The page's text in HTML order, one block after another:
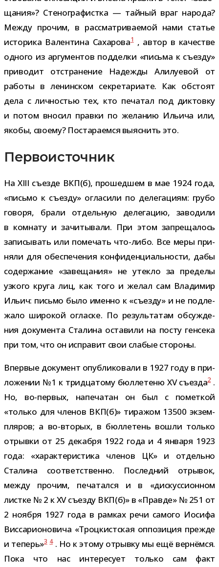
ща­ния»? Стенографистка — тай­ный враг народа?
Между про­чим, в рас­смат­ри­ва­е­мой нами ста­тье
исто­рика Валентина Сахарова1, автор в каче­стве
одного из аргу­мен­тов под­делки «письма к съезду»
при­во­дит отстра­не­ние Надежды Алилуевой от
работы в ленин­ском сек­ре­та­ри­ате. Как обстоят
дела с лич­но­стью тех, кто печа­тал под дик­товку
и потом вно­сил правки по жела­нию Ильича или,
якобы, сво­ему? Постараемся выяс­нить это.
Первоисточник
На XIII съезде ВКП(б), про­шед­шем в мае 1924 года,
«письмо к съезду» огла­сили по деле­га­циям: грубо
говоря, брали отдель­ную деле­га­цию, заво­дили
в ком­нату и зачи­ты­вали. При этом запре­ща­лось
запи­сы­вать или поме­чать что-​либо. Все меры при­
няли для обес­пе­че­ния кон­фи­ден­ци­аль­но­сти, дабы
содер­жа­ние «заве­ща­ния» не утекло за пре­делы
узкого круга лиц, как того и желал сам Владимир
Ильич: письмо было именно к «съезду» и не под­ле­
жало широ­кой огласке. По резуль­та­там обсуж­де­
ния доку­мента Сталина оста­вили на посту ген­сека
при том, что он испра­вит свои сла­бые стороны.
Впервые доку­мент опуб­ли­ко­вали в 1927 году в при­
ло­же­нии №1 к трид­ца­тому бюл­ле­теню XV съезда2 .
Но, во-​первых, напе­ча­тан он был с помет­кой
«только для чле­нов ВКП(б)» тира­жом 13500 экзем­
пля­ров; а во-​вторых, в бюл­ле­тень вошли только
отрывки от 25 декабря 1922 года и 4 января 1923
года: «харак­те­ри­стика чле­нов ЦК» и отдельно
Сталина соот­вет­ственно. Последний отры­вок,
между про­чим, печа­тался и в «дис­кус­си­он­ном
листке № 2 к XV съезду ВКП(б)» в «Правде» № 251 от
2 ноября 1927 года в рам­ках речи самого Иосифа
Виссарионовича «Троцкистская оппо­зи­ция прежде
и теперь»3 4. Но к этому отрывку мы ещё вер­нёмся.
Пока что нас инте­ре­сует только сам факт